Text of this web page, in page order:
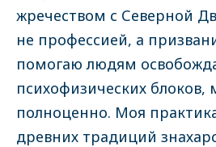
жречеством с Северной
не профессией, а
помогаю людям
психофизических
полноценно. Моя
древних традиций